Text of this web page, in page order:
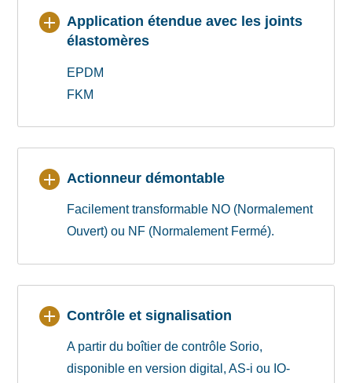
Application étendue avec les joints
élastomères
EPDM
FKM
Actionneur démontable
Facilement transformable NO (Normalement
Ouvert) ou NF (Normalement Fermé).
Contrôle et signalisation
A partir du boîtier de contrôle Sorio,
disponible en version digital, AS-i ou IO-